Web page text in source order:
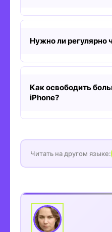
Нужно ли регулярно
Как освободить
iPhone?
Читать на другом языке: